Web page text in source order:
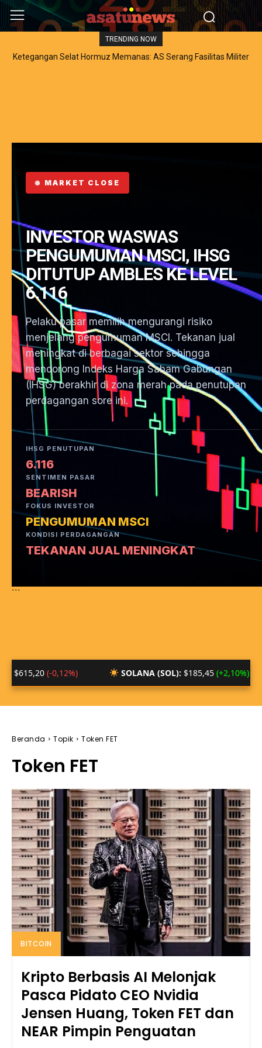
TRENDING NOW
Ketegangan Selat Hormuz Memanas: AS Serang Fasilitas Militer
MARKET CLOSE
INVESTOR WASWAS
PENGUMUMAN MSCI, IHSG
DITUTUP AMBLES KE LEVEL
6.116
Pelaku pasar memilih mengurangi risiko
menjelang pengumuman MSCI. Tekanan jual
meningkat di berbagai sektor sehingga
mendorong Indeks Harga Saham Gabungan
(IHSG) berakhir di zona merah pada penutupan
perdagangan sore ini.
IHSG PENUTUPAN
6.116
SENTIMEN PASAR
BEARISH
FOKUS INVESTOR
PENGUMUMAN MSCI
KONDISI PERDAGANGAN
TEKANAN JUAL MENINGKAT
```
(-0,12%) SOLANA (SOL):$185,45(+2,10%)
Beranda Topik Token FET
Token FET
BITCOIN
Kripto Berbasis AI Melonjak
Pasca Pidato CEO Nvidia
Jensen Huang, Token FET dan
NEAR Pimpin Penguatan